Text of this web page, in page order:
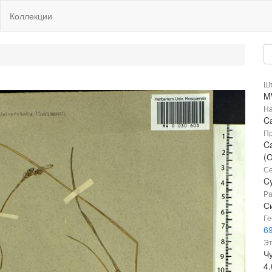
Коллекции